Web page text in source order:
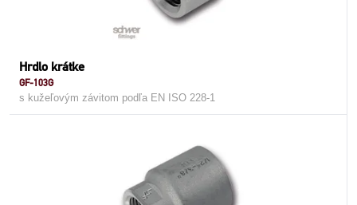
Hrdlo krátke
GF-103G
s kužeľovým závitom podľa EN ISO 228-1